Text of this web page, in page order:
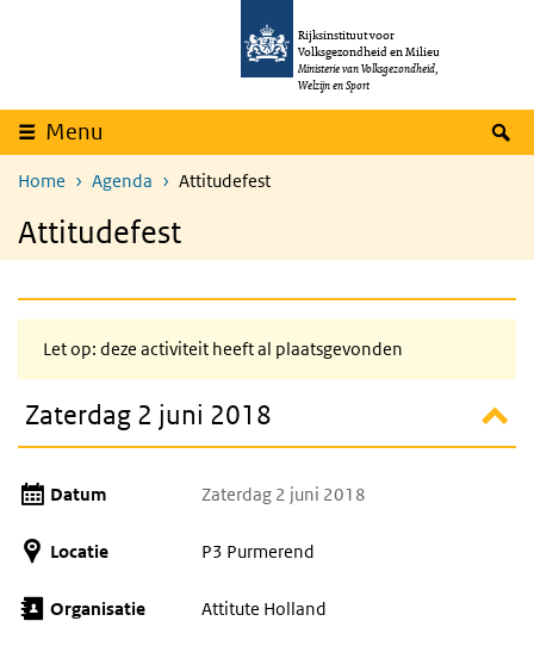
Overslaan en naar de inhoud gaan
Rijksinstituut voor
Volksgezondheid en Milieu
Ministerie van Volksgezondheid,
Welzijn en Sport
Menu
Home Agenda Attitudefest
Attitudefest
Let op: deze activiteit heeft al plaatsgevonden
Zaterdag 2 juni 2018
Datum Zaterdag 2 juni 2018
Locatie P3 Purmerend
Organisatie Attitute Holland